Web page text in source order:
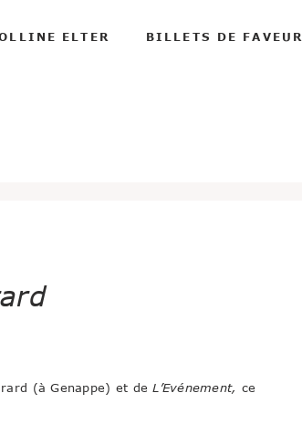
ELTER BILLETS DE FAVEUR
(à Genappe) et deL’Evénement, ce